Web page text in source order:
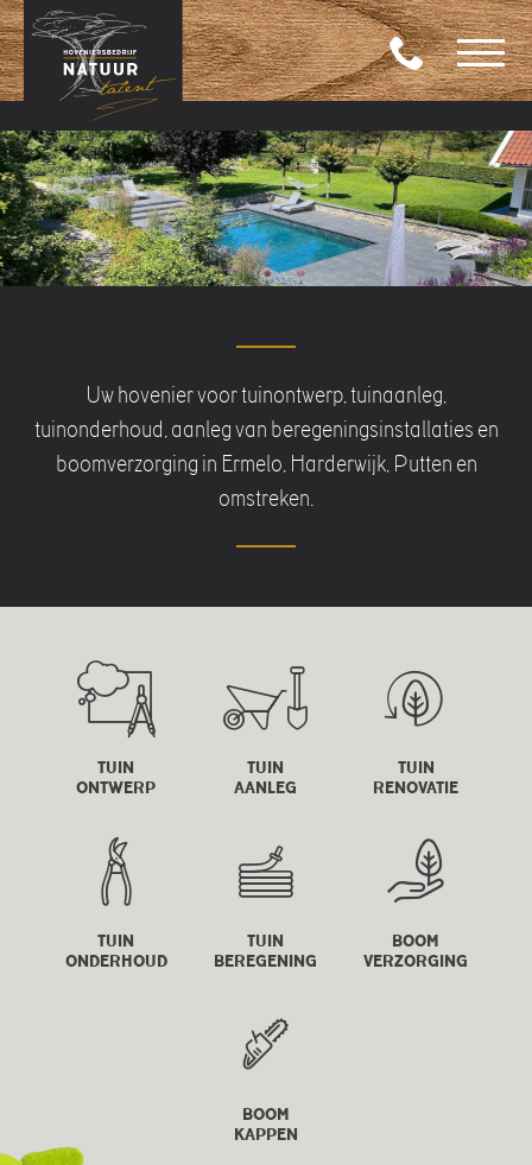
Uw hovenier voor tuinontwerp, tuinaanleg,
tuinonderhoud, aanleg van beregeningsinstallaties en
boomverzorging in Ermelo, Harderwijk, Putten en
omstreken.
TUIN
ONTWERP
TUIN
AANLEG
TUIN
RENOVATIE
TUIN
ONDERHOUD
TUIN
BEREGENING
BOOM
VERZORGING
BOOM
KAPPEN